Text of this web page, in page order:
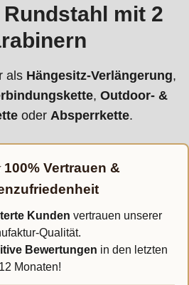
mit 2
als Hängesitz-Verlängerung,
, Outdoor- &
oder Absperrkette.
100% Vertrauen &
Kunden vertrauen unserer
Qualität.
Bewertungen in den letzten
12 Monaten!